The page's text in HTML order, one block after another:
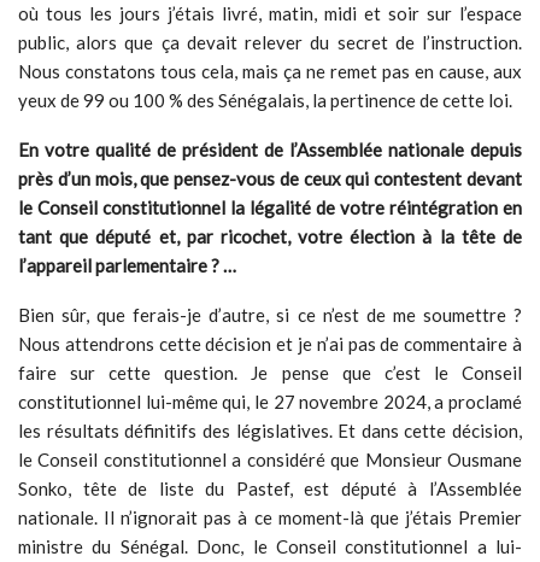
où tous les jours j’étais livré, matin, midi et soir sur l’espace
public, alors que ça devait relever du secret de l’instruction.
Nous constatons tous cela, mais ça ne remet pas en cause, aux
yeux de 99 ou 100 % des Sénégalais, la pertinence de cette loi.
En votre qualité de président de l’Assemblée nationale depuis
près d’un mois, que pensez-vous de ceux qui contestent devant
le Conseil constitutionnel la légalité de votre réintégration en
tant que député et, par ricochet, votre élection à la tête de
l’appareil parlementaire ? …
Bien sûr, que ferais-je d’autre, si ce n’est de me soumettre ?
Nous attendrons cette décision et je n’ai pas de commentaire à
faire sur cette question. Je pense que c’est le Conseil
constitutionnel lui-même qui, le 27 novembre 2024, a proclamé
les résultats définitifs des législatives. Et dans cette décision,
le Conseil constitutionnel a considéré que Monsieur Ousmane
Sonko, tête de liste du Pastef, est député à l’Assemblée
nationale. Il n’ignorait pas à ce moment-là que j’étais Premier
ministre du Sénégal. Donc, le Conseil constitutionnel a lui-